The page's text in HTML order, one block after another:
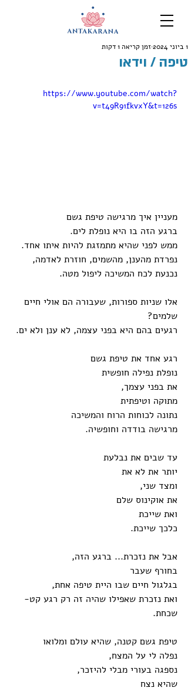
טיפה / וידאו
1 ביוני 2024 זמן קריאה 1 דקות
https://www.youtube.com/watch?
v=t49R91fkvxY&t=126s
מעניין איך מרגישה טיפת גשם
ברגע הזה בו היא נופלת לים.
ממש לפני שהיא מתמזגת להיות איתו אחד.
נפרדת מהענן, מהשמים, חוזרת לאדמה,
נכנעת לכח המשיכה ליפול מטה.
אלו שניות ספורות, שעבורה הם אולי חיים
שלמים?
רגעים בהם היא בפני עצמה, לא ענן ולא ים.
רגע אחד את טיפת גשם
נופלת נפילה חופשית
את בפני עצמך,
מתוקה וטיפתית
נתונה לכוחות הרוח והמשיכה
מרגישה בודדה וחופשיה.
עד שבים את נבלעת
יותר את לא את
ומצד שני,
את אוקינוס שלם
ואת שייכת
כלכך שייכת.
אבל את נזכרת... ברגע הזה,
בחורף שעבר
בגלגול חיים שבו היית טיפה אחת,
ואת נזכרת שאפילו שהיה זה רק רגע קט-
שכחת.
טיפת גשם קטנה, שהיא עולם ומלואו
נפלה לי על המצח,
נספגה בעורי מבלי להיזכר,
שהיא נצח